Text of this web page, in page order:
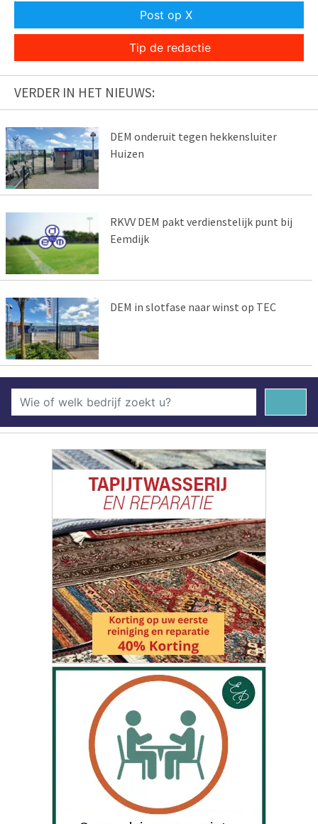
Post op X
Tip de redactie
VERDER IN HET NIEUWS:
DEM onderuit tegen hekkensluiter
Huizen
RKVV DEM pakt verdienstelijk punt bij
Eemdijk
DEM in slotfase naar winst op TEC